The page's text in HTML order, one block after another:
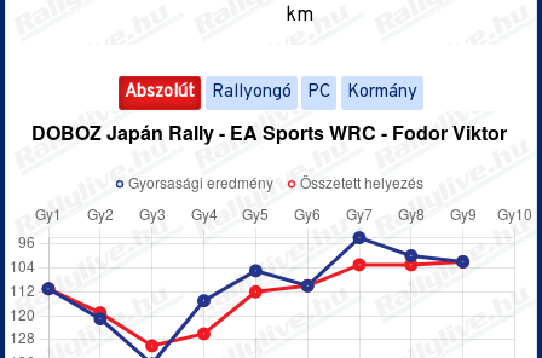
km
Abszolút Rallyongó PC Kormány